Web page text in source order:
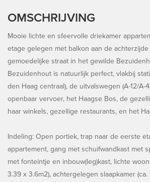
OMSCHRIJVING
Mooie lichte en sfeervolle driekamer
etage gelegen met balkon aan de
gemoedelijke straat in het gewilde
Bezuidenhout is natuurlijk perfect, vlakbij
den Haag centraal), de uitvalswegen (A-12/A-
openbaar vervoer, het Haagse Bos, de
haar winkels, gezellige restaurants, en het
Indeling: Open portiek, trap naar de eerste
appartement, gang met schuifwandkast met
met fonteintje en inbouw(leg)kast, lichte
3.39 x 3.6m2), achtergelegen slaapkamer (ca.